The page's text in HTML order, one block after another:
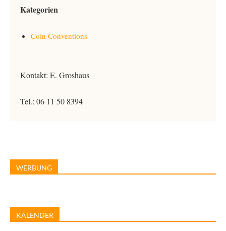
Kategorien
Coin Conventions
Kontakt: E. Groshaus
Tel.: 06 11 50 8394
WERBUNG
KALENDER